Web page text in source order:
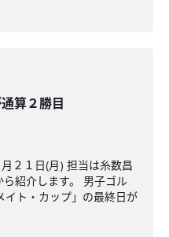
算２勝目
１日(月) 担当は糸数昌
紹介します。 男子ゴル
イト・カップ」の最終日が